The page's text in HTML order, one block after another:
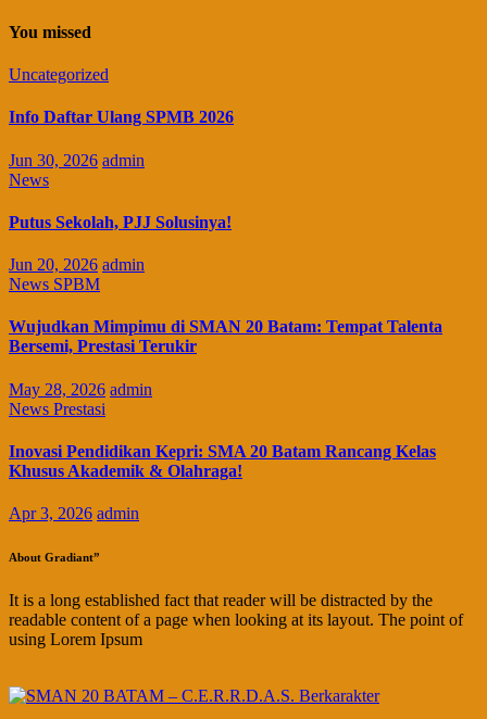
You missed
Uncategorized
Info Daftar Ulang SPMB 2026
Jun 30, 2026 admin
News
Putus Sekolah, PJJ Solusinya!
Jun 20, 2026 admin
News SPBM
Wujudkan Mimpimu di SMAN 20 Batam: Tempat Talenta
Bersemi, Prestasi Terukir
May 28, 2026 admin
News Prestasi
Inovasi Pendidikan Kepri: SMA 20 Batam Rancang Kelas
Khusus Akademik & Olahraga!
Apr 3, 2026 admin
About Gradiant”
It is a long established fact that reader will be distracted by the
readable content of a page when looking at its layout. The point of
using Lorem Ipsum